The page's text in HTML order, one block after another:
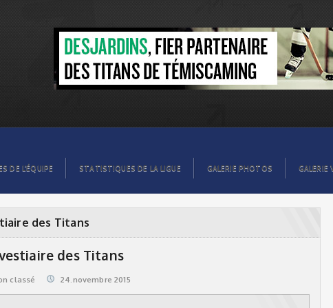
DE L’ÉQUIPE STATISTIQUES DE LA LIGUE GALERIE PHOTOS GALERIE
des Titans
des Titans
classé 24.novembre 2015